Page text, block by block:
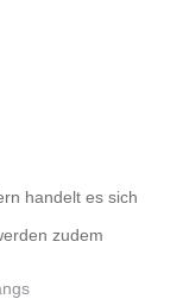
handelt es sich
zudem